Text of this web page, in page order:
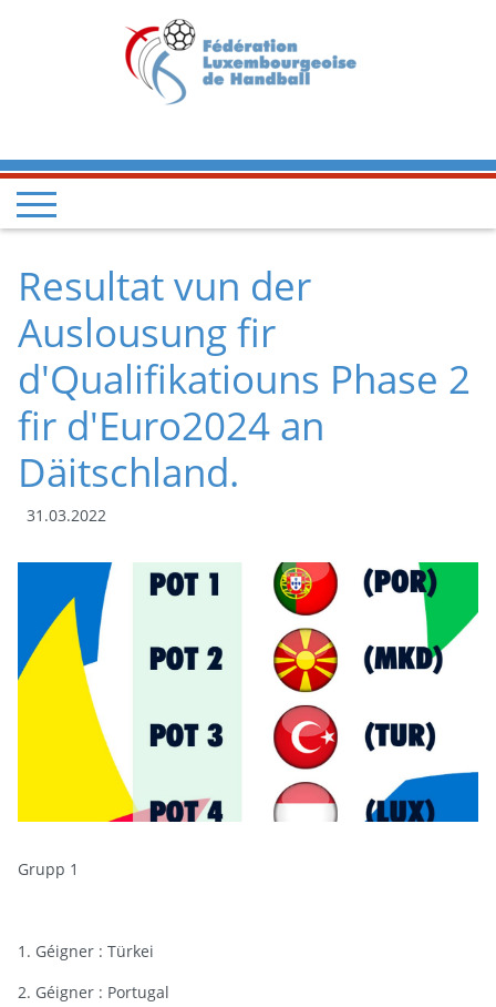
Resultat vun der
Auslousung fir
d'Qualifikatiouns Phase 2
fir d'Euro2024 an
Däitschland.
31.03.2022
Grupp 1
1. Géigner : Türkei
2. Géigner : Portugal